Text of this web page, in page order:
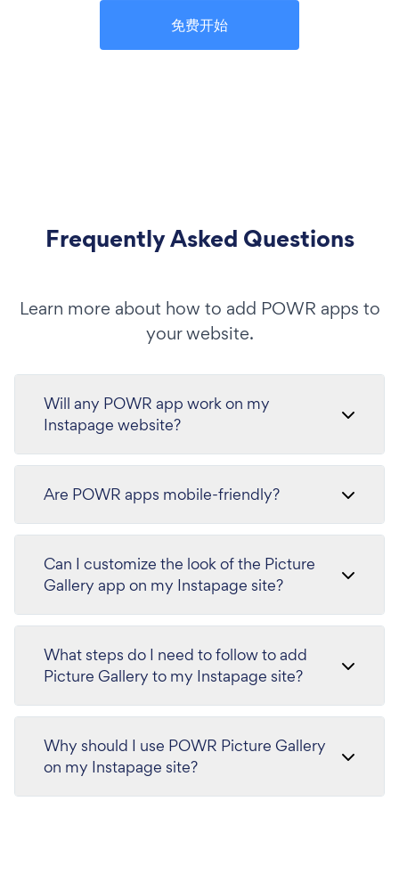
免费开始
Frequently Asked Questions
Learn more about how to add POWR apps to
your website.
Will any POWR app work on my
Instapage website?
Are POWR apps mobile-friendly?
Can I customize the look of the Picture
Gallery app on my Instapage site?
What steps do I need to follow to add
Picture Gallery to my Instapage site?
Why should I use POWR Picture Gallery
on my Instapage site?